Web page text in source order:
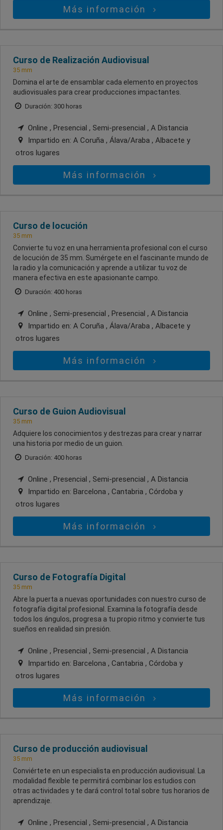
Más información
Curso de Realización Audiovisual
35 mm
Domina el arte de ensamblar cada elemento en proyectos
audiovisuales para crear producciones impactantes.
Duración: 300 horas
Online , Presencial , Semi-presencial , A Distancia
Impartido en: A Coruña , Álava/Araba , Albacete y
otros lugares
Más información
Curso de locución
35 mm
Convierte tu voz en una herramienta profesional con el curso
de locución de 35 mm. Sumérgete en el fascinante mundo de
la radio y la comunicación y aprende a utilizar tu voz de
manera efectiva en este apasionante campo.
Duración: 400 horas
Online , Semi-presencial , Presencial , A Distancia
Impartido en: A Coruña , Álava/Araba , Albacete y
otros lugares
Más información
Curso de Guion Audiovisual
35 mm
Adquiere los conocimientos y destrezas para crear y narrar
una historia por medio de un guion.
Duración: 400 horas
Online , Presencial , Semi-presencial , A Distancia
Impartido en: Barcelona , Cantabria , Córdoba y
otros lugares
Más información
Curso de Fotografía Digital
35 mm
Abre la puerta a nuevas oportunidades con nuestro curso de
fotografía digital profesional. Examina la fotografía desde
todos los ángulos, progresa a tu propio ritmo y convierte tus
sueños en realidad sin presión.
Online , Presencial , Semi-presencial , A Distancia
Impartido en: Barcelona , Cantabria , Córdoba y
otros lugares
Más información
Curso de producción audiovisual
35 mm
Conviértete en un especialista en producción audiovisual. La
modalidad flexible te permitirá combinar los estudios con
otras actividades y te dará control total sobre tus horarios de
aprendizaje.
Online , Presencial , Semi-presencial , A Distancia